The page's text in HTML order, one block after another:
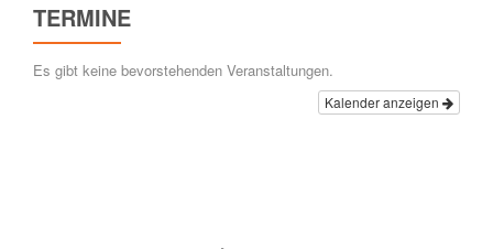
TERMINE
Es gibt keine bevorstehenden Veranstaltungen.
Kalender anzeigen